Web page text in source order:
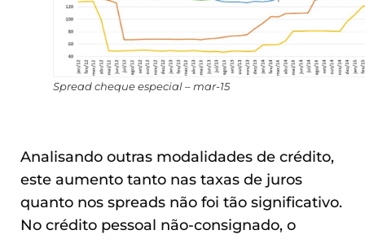
Spread cheque especial – mar-15
Analisando outras modalidades de crédito,
este aumento tanto nas taxas de juros
quanto nos spreads não foi tão significativo.
No crédito pessoal não-consignado, o